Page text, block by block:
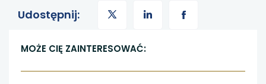
Udostępnij: uwaga, uwaga,
uwaga,
MOŻE CIĘ ZAINTERESOWAĆ: